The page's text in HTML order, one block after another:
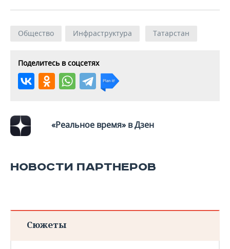
Общество Инфраструктура Татарстан
Поделитесь в соцсетях
«Реальное время» в Дзен
НОВОСТИ ПАРТНЕРОВ
Сюжеты